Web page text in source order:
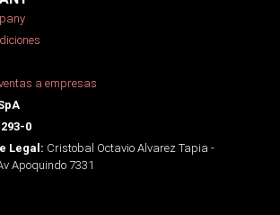
a empresas
0
Legal: Cristobal Octavio Alvarez Tapia -
Apoquindo 7331